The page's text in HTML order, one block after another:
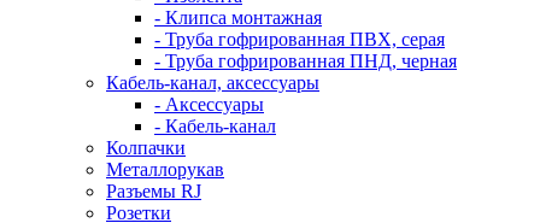
- Клипса монтажная
- Труба гофрированная ПВХ, серая
- Труба гофрированная ПНД, черная
Кабель-канал, аксессуары
- Аксессуары
- Кабель-канал
Колпачки
Металлорукав
Разъемы RJ
Розетки